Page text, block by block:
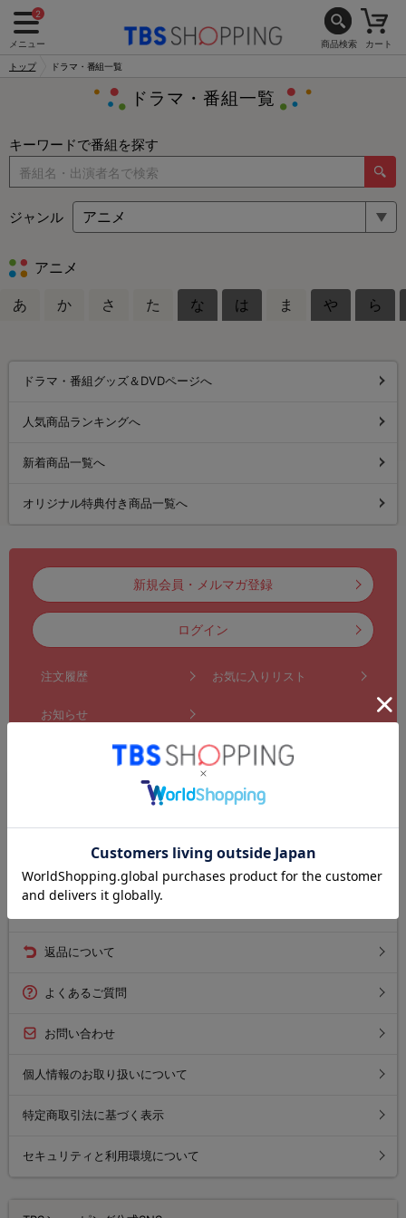
2
メニュー 商品検索 カート
トップ ドラマ・番組一覧
ドラマ・番組一覧
キーワードで番組を探す
ジャンル
アニメ
あ か さ た な は ま や ら
ドラマ・番組グッズ＆DVDページへ
人気商品ランキングへ
新着商品一覧へ
オリジナル特典付き商品一覧へ
新規会員・メルマガ登録
ログイン
注文履歴 お気に入りリスト
お知らせ
ご利用ガイド
送料について
返品について
よくあるご質問
お問い合わせ
個人情報のお取り扱いについて
特定商取引法に基づく表示
セキュリティと利用環境について